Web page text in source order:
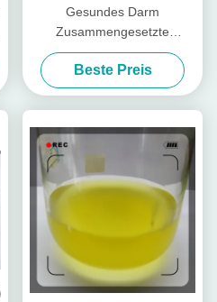
Gesundes Darm
Zusammengesetzte
Nährstoffpeptide für Viehvieh
Beste Preis